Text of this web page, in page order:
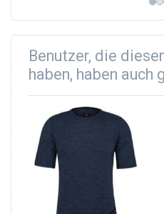
Benutzer, die
haben, haben auch